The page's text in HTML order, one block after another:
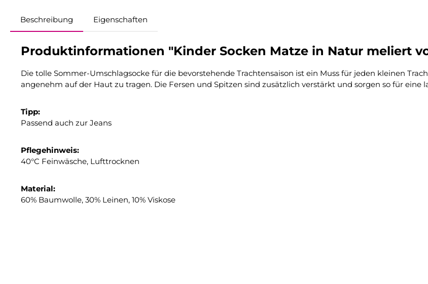
Beschreibung Eigenschaften
Produktinformationen "Kinder Socken Matze in Natur meliert
Die tolle Sommer-Umschlagsocke für die bevorstehende Trachtensaison ist ein Muss für jeden kleinen
angenehm auf der Haut zu tragen. Die Fersen und Spitzen sind zusätzlich verstärkt und sorgen so für eine
Tipp:
Passend auch zur Jeans
Pflegehinweis:
40°C Feinwäsche, Lufttrocknen
Material:
60% Baumwolle, 30% Leinen, 10% Viskose